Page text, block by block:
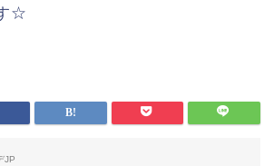
☆
JP